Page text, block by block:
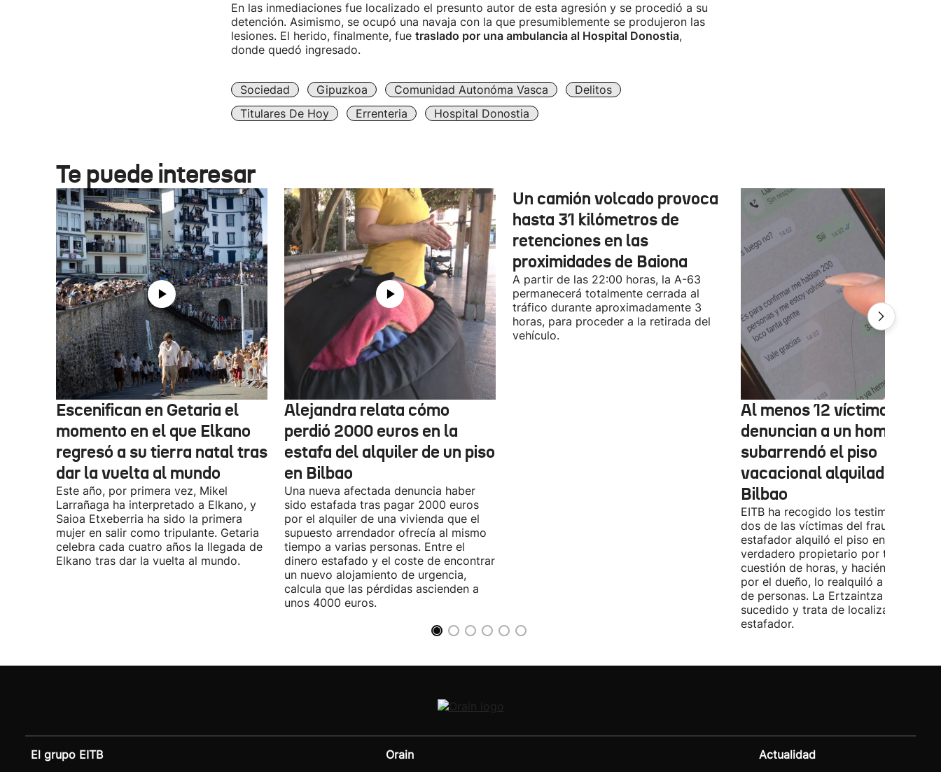
En las inmediaciones fue localizado el presunto autor de esta agresión y se procedió a su
detención. Asimismo, se ocupó una navaja con la que presumiblemente se produjeron las
lesiones. El herido, finalmente, fue traslado por una ambulancia al Hospital Donostia,
donde quedó ingresado.
Sociedad Gipuzkoa Comunidad Autonóma Vasca
Delitos
Titulares De Hoy
Errenteria Hospital Donostia
Te puede interesar
Escenifican en Getaria el
momento en el que Elkano
regresó a su tierra natal tras
dar la vuelta al mundo
Este año, por primera vez, Mikel
Larrañaga ha interpretado a Elkano, y
Saioa Etxeberria ha sido la primera
mujer en salir como tripulante. Getaria
celebra cada cuatro años la llegada de
Elkano tras dar la vuelta al mundo.
Alejandra relata cómo
perdió 2000 euros en la
estafa del alquiler de un piso
en Bilbao
Una nueva afectada denuncia haber
sido estafada tras pagar 2000 euros
por el alquiler de una vivienda que el
supuesto arrendador ofrecía al mismo
tiempo a varias personas. Entre el
dinero estafado y el coste de encontrar
un nuevo alojamiento de urgencia,
calcula que las pérdidas ascienden a
unos 4000 euros.
Un camión volcado provoca
hasta 31 kilómetros de
retenciones en las
proximidades de Baiona
A partir de las 22:00 horas, la A-63
permanecerá totalmente cerrada al
tráfico durante aproximadamente 3
horas, para proceder a la retirada del
vehículo.
Al menos 12 víctimas
denuncian a un hombre
subarrendó el piso
vacacional alquilado en
Bilbao
EITB ha recogido los testimonios de
dos de las víctimas del fraude. El
estafador alquiló el piso en Airbnb a
verdadero propietario por tres días.
cuestión de horas, y haciéndose
por el dueño, lo realquiló a una
de personas. La Ertzaintza investiga
sucedido y trata de localizar al
estafador.
El grupo EITB Orain Actualidad